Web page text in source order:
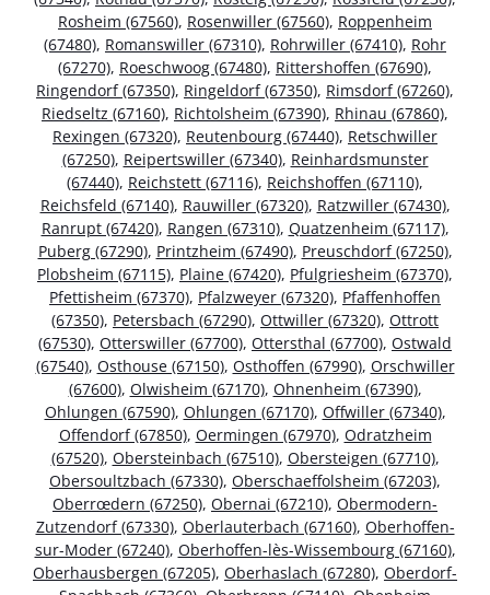
Rosheim (67560), Rosenwiller (67560), Roppenheim
(67480), Romanswiller (67310), Rohrwiller (67410), Rohr
(67270), Roeschwoog (67480), Rittershoffen (67690),
Ringendorf (67350), Ringeldorf (67350), Rimsdorf (67260),
Riedseltz (67160), Richtolsheim (67390), Rhinau (67860),
Rexingen (67320), Reutenbourg (67440), Retschwiller
(67250), Reipertswiller (67340), Reinhardsmunster
(67440), Reichstett (67116), Reichshoffen (67110),
Reichsfeld (67140), Rauwiller (67320), Ratzwiller (67430),
Ranrupt (67420), Rangen (67310), Quatzenheim (67117),
Puberg (67290), Printzheim (67490), Preuschdorf (67250),
Plobsheim (67115), Plaine (67420), Pfulgriesheim (67370),
Pfettisheim (67370), Pfalzweyer (67320), Pfaffenhoffen
(67350), Petersbach (67290), Ottwiller (67320), Ottrott
(67530), Otterswiller (67700), Ottersthal (67700), Ostwald
(67540), Osthouse (67150), Osthoffen (67990), Orschwiller
(67600), Olwisheim (67170), Ohnenheim (67390),
Ohlungen (67590), Ohlungen (67170), Offwiller (67340),
Offendorf (67850), Oermingen (67970), Odratzheim
(67520), Obersteinbach (67510), Obersteigen (67710),
Obersoultzbach (67330), Oberschaeffolsheim (67203),
Oberrœdern (67250), Obernai (67210), Obermodern-
Zutzendorf (67330), Oberlauterbach (67160), Oberhoffen-
sur-Moder (67240), Oberhoffen-lès-Wissembourg (67160),
Oberhausbergen (67205), Oberhaslach (67280), Oberdorf-